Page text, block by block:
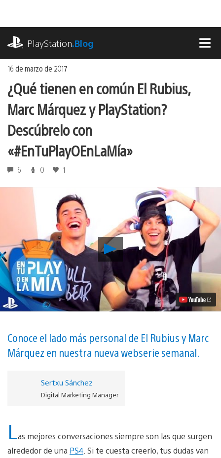
contenido
PlayStation.Blog
16 de marzo de 2017
¿Qué tienen en común El Rubius,
Marc Márquez y PlayStation?
Descúbrelo con
«#EnTuPlayOEnLaMía»
6 0 1
Reproducir
tienen
común
El
Rubius,
Marc
PlayStation?
Descúbrelo
con
Conoce el lado más personal de El Rubius y Marc
Márquez en nuestra nueva webserie semanal.
Sertxu Sánchez
Digital Marketing Manager
Las mejores conversaciones siempre son las que surgen
alrededor de una PS4 . Si te cuesta creerlo, tus dudas van